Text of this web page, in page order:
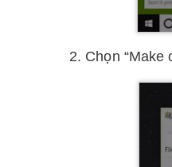
2. Chọn “Make